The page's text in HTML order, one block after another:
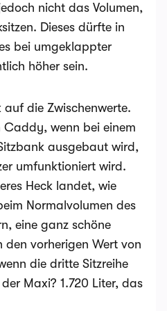
nicht das Volumen,
Dieses dürfte in
bei umgeklappter
höher sein.
auf die Zwischenwerte.
Caddy, wenn bei einem
ausgebaut wird,
umfunktioniert wird.
Heck landet, wie
Normalvolumen des
eine ganz schöne
den vorherigen Wert von
die dritte Sitzreihe
Maxi? 1.720 Liter, das